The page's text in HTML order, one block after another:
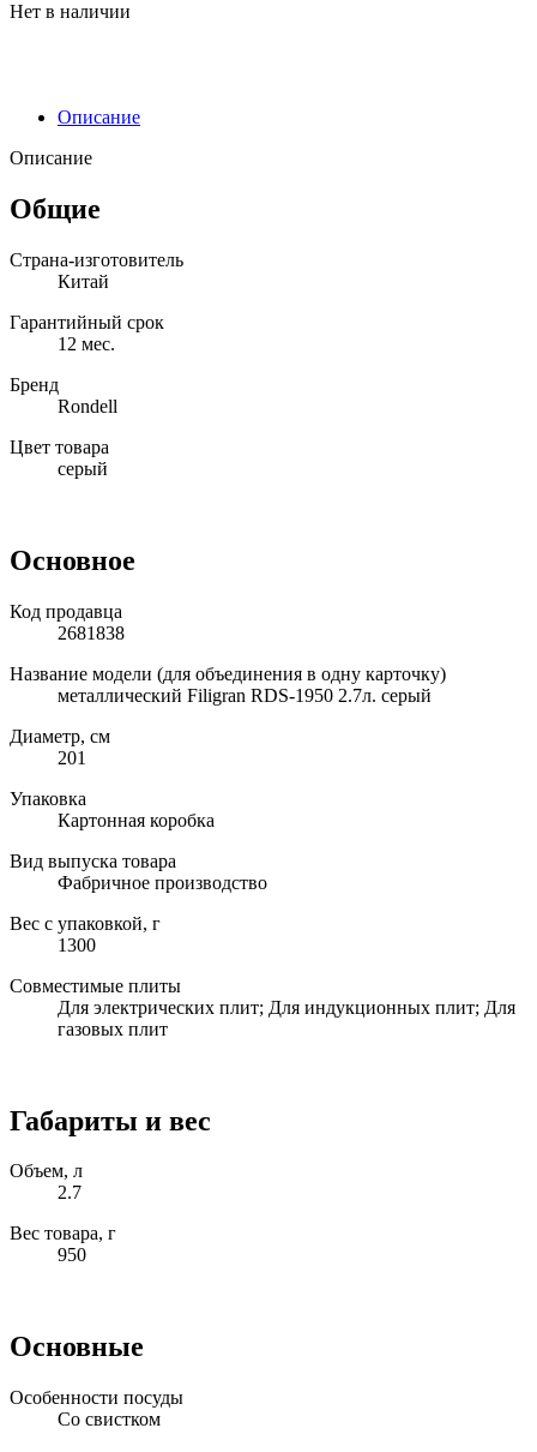
Нет в наличии
Описание
Описание
Общие
Страна-изготовитель
Китай
Гарантийный срок
12 мес.
Бренд
Rondell
Цвет товара
серый
Основное
Код продавца
2681838
Название модели (для объединения в одну карточку)
металлический Filigran RDS-1950 2.7л. серый
Диаметр, см
201
Упаковка
Картонная коробка
Вид выпуска товара
Фабричное производство
Вес с упаковкой, г
1300
Совместимые плиты
Для электрических плит; Для индукционных плит; Для
газовых плит
Габариты и вес
Объем, л
2.7
Вес товара, г
950
Основные
Особенности посуды
Со свистком